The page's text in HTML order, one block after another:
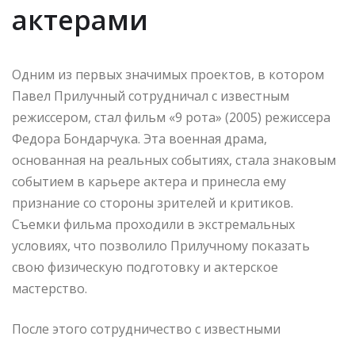
актерами
Одним из первых значимых проектов, в котором
Павел Прилучный сотрудничал с известным
режиссером, стал фильм «9 рота» (2005) режиссера
Федора Бондарчука. Эта военная драма,
основанная на реальных событиях, стала знаковым
событием в карьере актера и принесла ему
признание со стороны зрителей и критиков.
Съемки фильма проходили в экстремальных
условиях, что позволило Прилучному показать
свою физическую подготовку и актерское
мастерство.
После этого сотрудничество с известными